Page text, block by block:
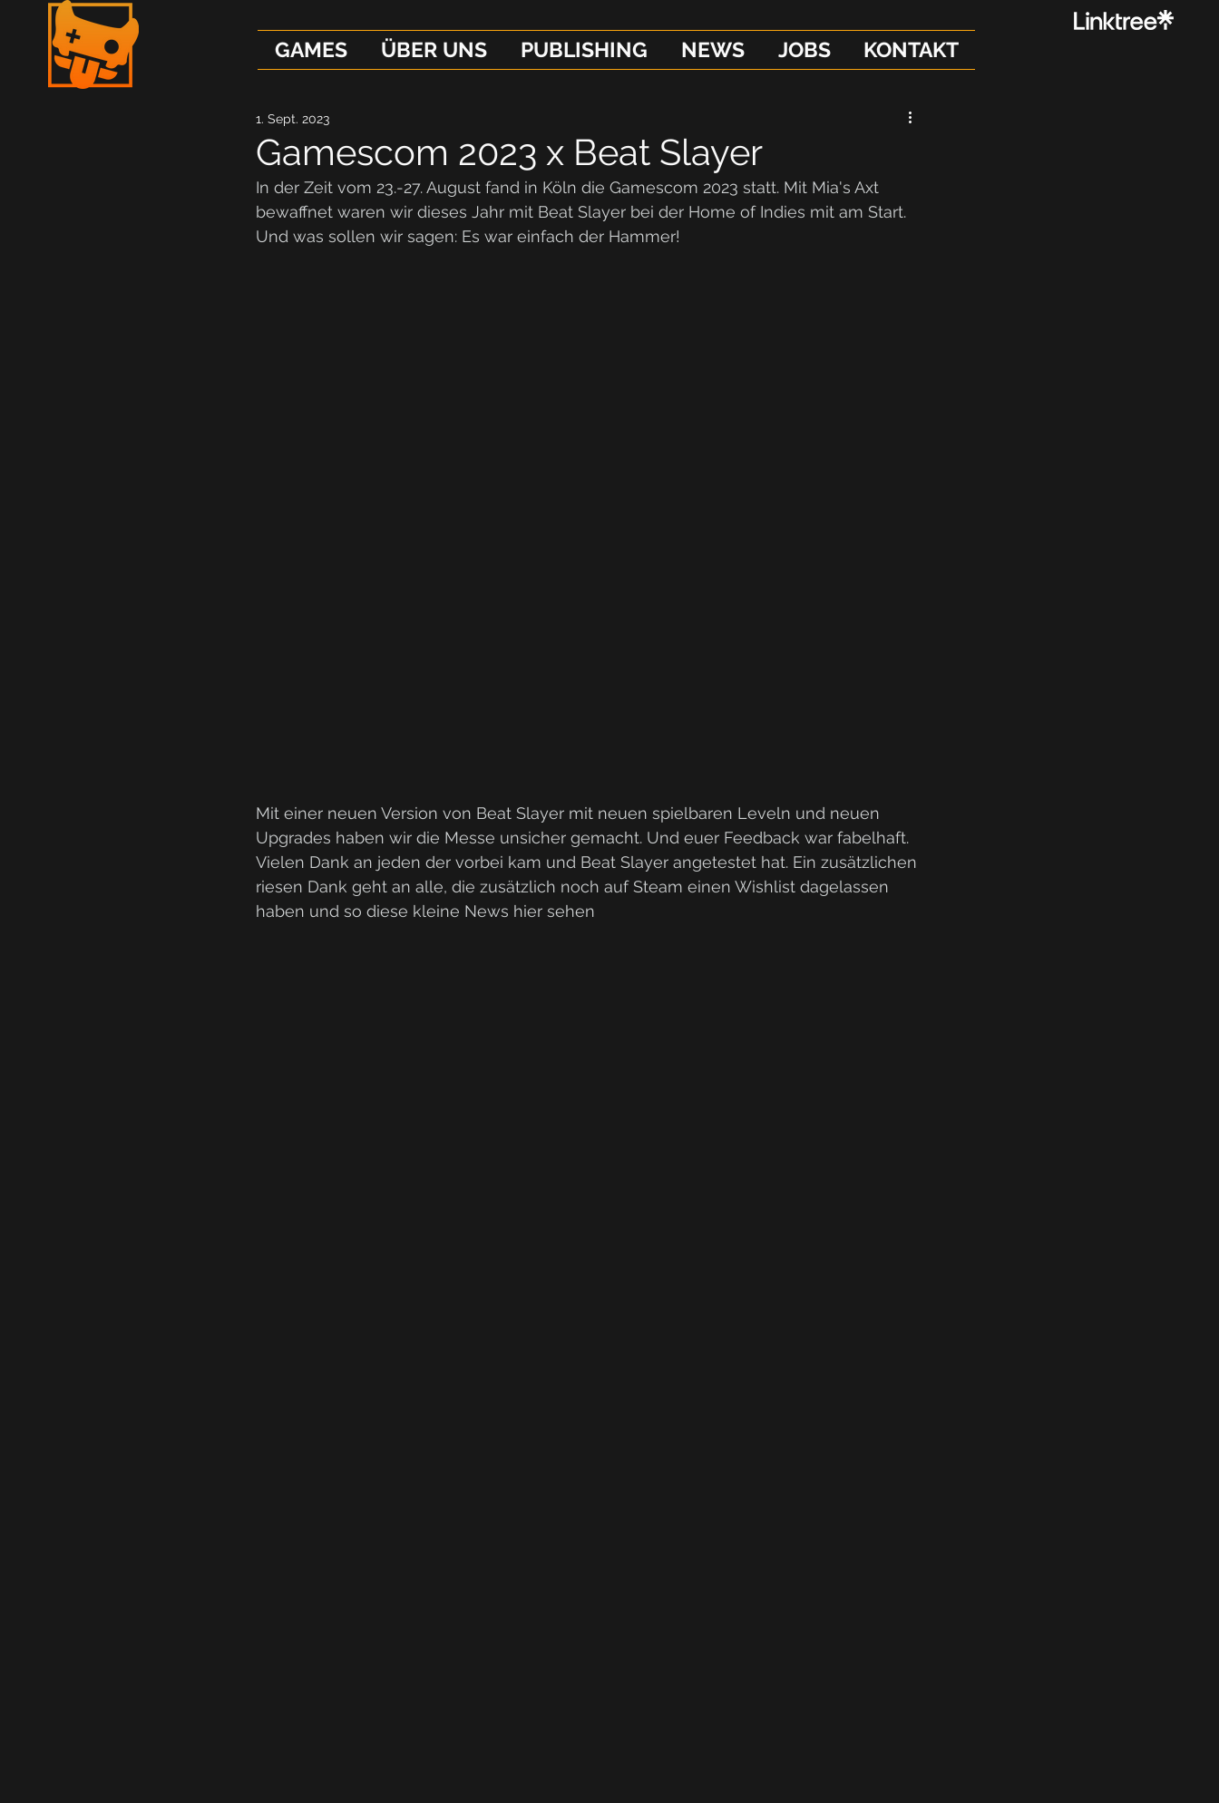
GAMES ÜBER UNS PUBLISHING NEWS JOBS KONTAKT
Gamescom 2023 x Beat Slayer
1. Sept. 2023
In der Zeit vom 23.-27. August fand in Köln die Gamescom 2023 statt. Mit Mia's Axt
bewaffnet waren wir dieses Jahr mit Beat Slayer bei der Home of Indies mit am Start.
Und was sollen wir sagen: Es war einfach der Hammer!
Mit einer neuen Version von Beat Slayer mit neuen spielbaren Leveln und neuen
Upgrades haben wir die Messe unsicher gemacht. Und euer Feedback war fabelhaft.
Vielen Dank an jeden der vorbei kam und Beat Slayer angetestet hat. Ein zusätzlichen
riesen Dank geht an alle, die zusätzlich noch auf Steam einen Wishlist dagelassen
haben und so diese kleine News hier sehen